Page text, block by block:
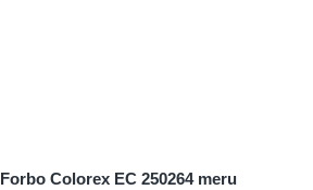
Forbo Colorex EC 250264 meru